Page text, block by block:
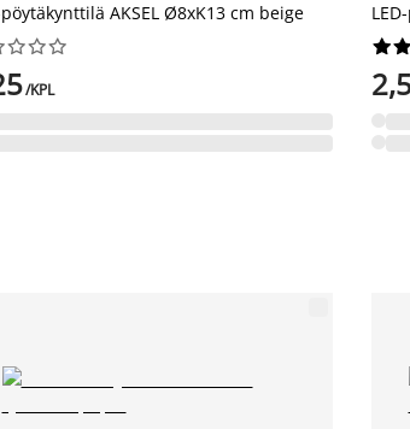
pöytäkynttilä AKSEL Ø8xK13 cm beige




/KPL


